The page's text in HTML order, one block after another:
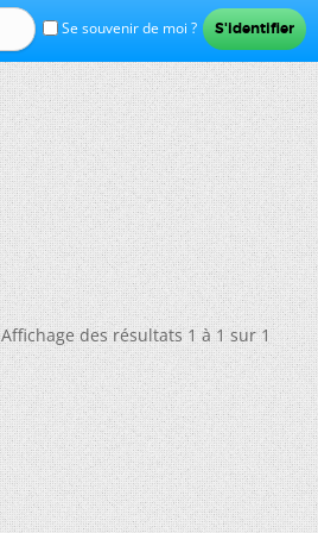
Se souvenir de moi ?
Affichage des résultats 1 à 1 sur 1